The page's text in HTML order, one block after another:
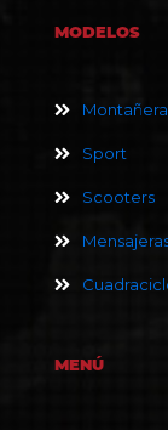
MODELOS
Montañera
Sport
Scooters
MENÚ